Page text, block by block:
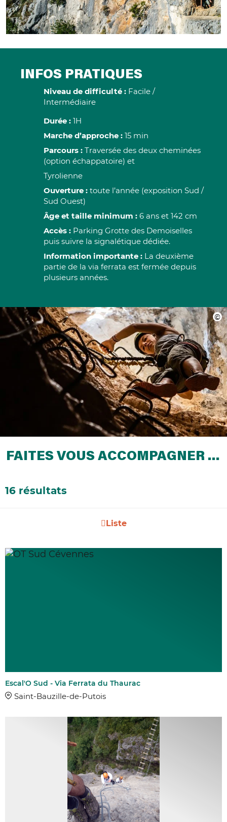
INFOS PRATIQUES
Niveau de difficulté : Facile /
Intermédiaire
Durée : 1H
Marche d’approche : 15 min
Parcours : Traversée des deux cheminées
(option échappatoire) et
Tyrolienne
Ouverture : toute l’année (exposition Sud /
Sud Ouest)
Âge et taille minimum : 6 ans et 142 cm
Accès : Parking Grotte des Demoiselles
puis suivre la signalétique dédiée.
Information importante : La deuxième
partie de la via ferrata est fermée depuis
plusieurs années.
FAITES VOUS ACCOMPAGNER …
16 résultats
Liste
Escal'O Sud - Via Ferrata du Thaurac
Saint-Bauzille-de-Putois